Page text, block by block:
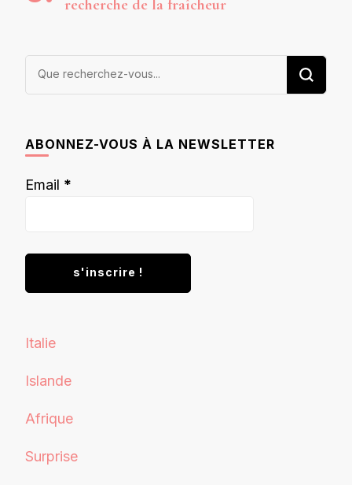
recherche de la fraîcheur
Vous
ABONNEZ-VOUS À LA NEWSLETTER
Email *
Italie
Islande
Afrique
Surprise